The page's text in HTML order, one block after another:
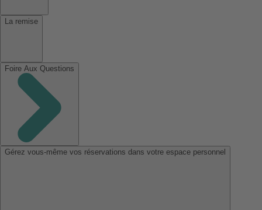
La remise
Foire Aux Questions
Gérez vous-même vos réservations dans votre espace personnel